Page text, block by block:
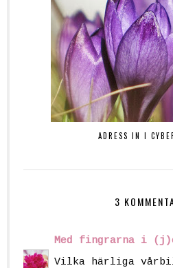
ADRESS IN I
3
Med fingrarna i
Vilka härliga